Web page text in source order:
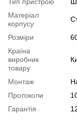
Матеріал
корпусу
Розміри
Країна
виробник
товару
Монтаж
Протоколи
Гарантія